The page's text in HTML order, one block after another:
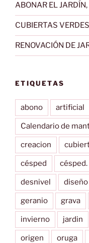
ABONAR EL
CUBIERTAS
RENOVACIÓN DE
ETIQUETAS
abono artificial
Calendario de
creacion
césped
desnivel diseño
geranio grava
invierno jardin
origen oruga